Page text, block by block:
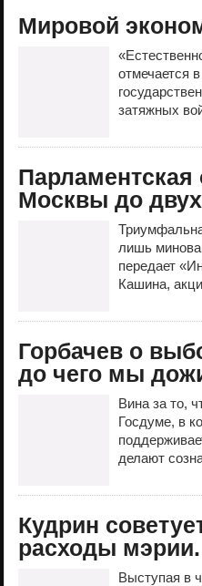
Мировой
отмечается
затяжных
Москвы до
лишь
передает
Кашина,
Горбачев о
до чего мы
Вина за то,
Госдуме, в
делают
Кудрин
расходы мэрии.
Выступая в